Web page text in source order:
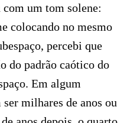
com um tom solene:
colocando no mesmo
percebi que
do padrão caótico do
Em algum
milhares de anos ou